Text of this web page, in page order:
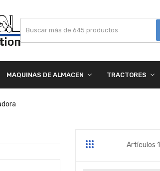
MAQUINAS DE ALMACEN TRACTORES
Parrilla Artículos 1